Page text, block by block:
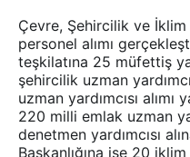
Çevre, Şehircilik ve İklim
personel alımı
teşkilatına 25 müfettiş
şehircilik uzman
uzman yardımcısı alımı
220 milli emlak uzman
denetmen yardımcısı
Başkanlığına ise 20